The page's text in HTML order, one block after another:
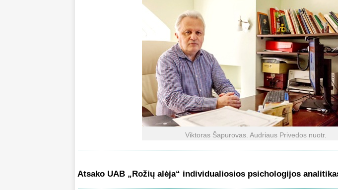
Viktoras Šapurovas. Audriaus Privedos nuotr.
Atsako UAB „Rožių alėja“ individualiosios psichologijos